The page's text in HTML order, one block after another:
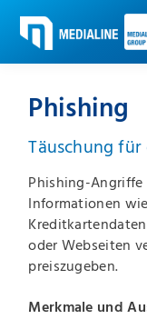
Phishing
Täuschung
Phishing-Angriffe
Informationen
oder Webseiten
preiszugeben.
Merkmale und